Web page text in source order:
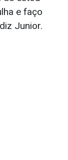
e faço
Junior.